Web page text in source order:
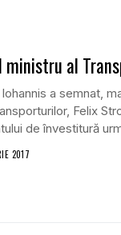
ministru al
a semnat,
Felix
de învestitură
2017